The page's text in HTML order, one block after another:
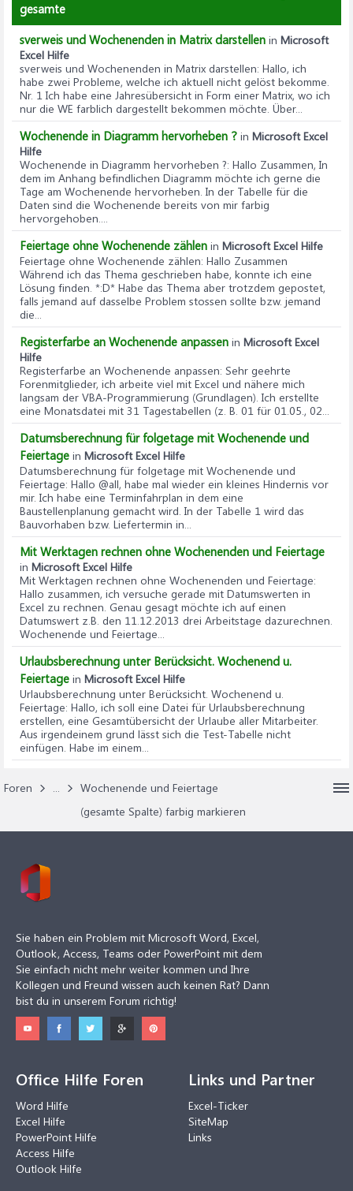
gesamte
sverweis und Wochenenden in Matrix darstellen in Microsoft
Excel Hilfe
sverweis und Wochenenden in Matrix darstellen: Hallo, ich
habe zwei Probleme, welche ich aktuell nicht gelöst bekomme.
Nr. 1 Ich habe eine Jahresübersicht in Form einer Matrix, wo ich
nur die WE farblich dargestellt bekommen möchte. Über...
Wochenende in Diagramm hervorheben ? in Microsoft Excel
Hilfe
Wochenende in Diagramm hervorheben ?: Hallo Zusammen, In
dem im Anhang befindlichen Diagramm möchte ich gerne die
Tage am Wochenende hervorheben. In der Tabelle für die
Daten sind die Wochenende bereits von mir farbig
hervorgehoben....
Feiertage ohne Wochenende zählen in Microsoft Excel Hilfe
Feiertage ohne Wochenende zählen: Hallo Zusammen
Während ich das Thema geschrieben habe, konnte ich eine
Lösung finden. *:D* Habe das Thema aber trotzdem gepostet,
falls jemand auf dasselbe Problem stossen sollte bzw. jemand
die...
Registerfarbe an Wochenende anpassen in Microsoft Excel
Hilfe
Registerfarbe an Wochenende anpassen: Sehr geehrte
Forenmitglieder, ich arbeite viel mit Excel und nähere mich
langsam der VBA-Programmierung (Grundlagen). Ich erstellte
eine Monatsdatei mit 31 Tagestabellen (z. B. 01 für 01.05., 02...
Datumsberechnung für folgetage mit Wochenende und
Feiertage in Microsoft Excel Hilfe
Datumsberechnung für folgetage mit Wochenende und
Feiertage: Hallo @all, habe mal wieder ein kleines Hindernis vor
mir. Ich habe eine Terminfahrplan in dem eine
Baustellenplanung gemacht wird. In der Tabelle 1 wird das
Bauvorhaben bzw. Liefertermin in...
Mit Werktagen rechnen ohne Wochenenden und Feiertage
in Microsoft Excel Hilfe
Mit Werktagen rechnen ohne Wochenenden und Feiertage:
Hallo zusammen, ich versuche gerade mit Datumswerten in
Excel zu rechnen. Genau gesagt möchte ich auf einen
Datumswert z.B. den 11.12.2013 drei Arbeitstage dazurechnen.
Wochenende und Feiertage...
Urlaubsberechnung unter Berücksicht. Wochenend u.
Feiertage in Microsoft Excel Hilfe
Urlaubsberechnung unter Berücksicht. Wochenend u.
Feiertage: Hallo, ich soll eine Datei für Urlaubsberechnung
erstellen, eine Gesamtübersicht der Urlaube aller Mitarbeiter.
Aus irgendeinem grund lässt sich die Test-Tabelle nicht
einfügen. Habe im einem...
Foren ...
Wochenende und Feiertage
(gesamte Spalte) farbig markieren
Sie haben ein Problem mit Microsoft Word, Excel,
Outlook, Access, Teams oder PowerPoint mit dem
Sie einfach nicht mehr weiter kommen und Ihre
Kollegen und Freund wissen auch keinen Rat? Dann
bist du in unserem Forum richtig!
Office Hilfe Foren
Word Hilfe
Excel Hilfe
PowerPoint Hilfe
Access Hilfe
Outlook Hilfe
Links und Partner
Excel-Ticker
SiteMap
Links